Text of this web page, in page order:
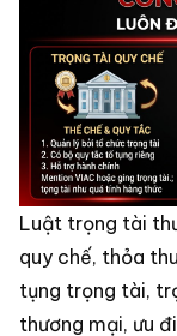
Luật trọng tài
quy chế, thỏa
tụng trọng tài,
thương mại, ưu